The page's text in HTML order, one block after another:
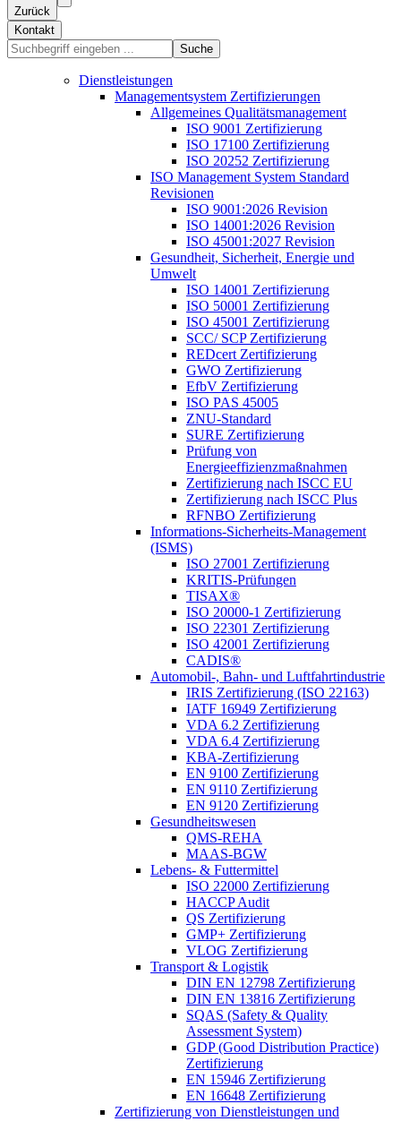
Zurück
Kontakt
Suche
Dienstleistungen
Managementsystem Zertifizierungen
Allgemeines Qualitätsmanagement
ISO 9001 Zertifizierung
ISO 17100 Zertifizierung
ISO 20252 Zertifizierung
ISO Management System Standard
Revisionen
ISO 9001:2026 Revision
ISO 14001:2026 Revision
ISO 45001:2027 Revision
Gesundheit, Sicherheit, Energie und
Umwelt
ISO 14001 Zertifizierung
ISO 50001 Zertifizierung
ISO 45001 Zertifizierung
SCC/ SCP Zertifizierung
REDcert Zertifizierung
GWO Zertifizierung
EfbV Zertifizierung
ISO PAS 45005
ZNU-Standard
SURE Zertifizierung
Prüfung von
Energieeffizienzmaßnahmen
Zertifizierung nach ISCC EU
Zertifizierung nach ISCC Plus
RFNBO Zertifizierung
Informations-Sicherheits-Management
(ISMS)
ISO 27001 Zertifizierung
KRITIS-Prüfungen
TISAX®
ISO 20000-1 Zertifizierung
ISO 22301 Zertifizierung
ISO 42001 Zertifizierung
CADIS®
Automobil-, Bahn- und Luftfahrtindustrie
IRIS Zertifizierung (ISO 22163)
IATF 16949 Zertifizierung
VDA 6.2 Zertifizierung
VDA 6.4 Zertifizierung
KBA-Zertifizierung
EN 9100 Zertifizierung
EN 9110 Zertifizierung
EN 9120 Zertifizierung
Gesundheitswesen
QMS-REHA
MAAS-BGW
Lebens- & Futtermittel
ISO 22000 Zertifizierung
HACCP Audit
QS Zertifizierung
GMP+ Zertifizierung
VLOG Zertifizierung
Transport & Logistik
DIN EN 12798 Zertifizierung
DIN EN 13816 Zertifizierung
SQAS (Safety & Quality
Assessment System)
GDP (Good Distribution Practice)
Zertifizierung
EN 15946 Zertifizierung
EN 16648 Zertifizierung
Zertifizierung von Dienstleistungen und